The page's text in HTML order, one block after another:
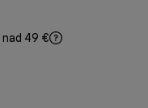
nad 49 €